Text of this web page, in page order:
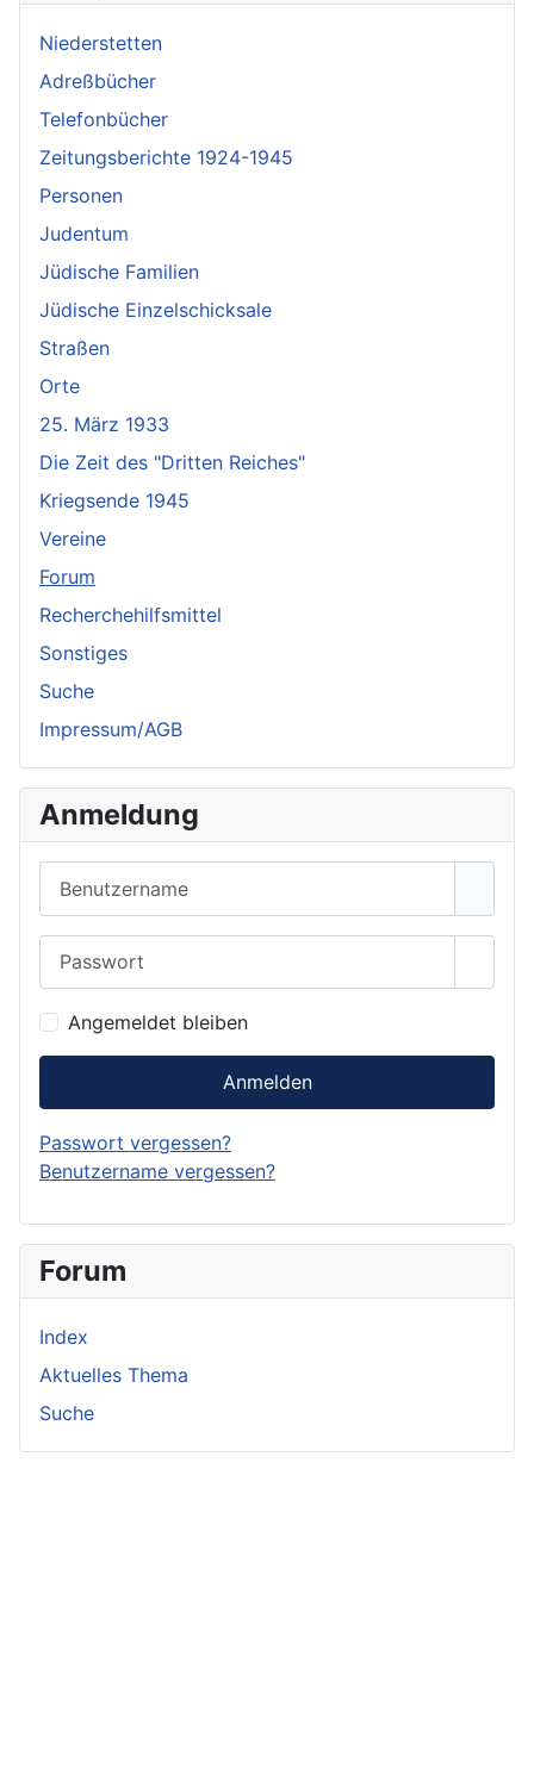
Niederstetten
Adreßbücher
Telefonbücher
Zeitungsberichte 1924-1945
Personen
Judentum
Jüdische Familien
Jüdische Einzelschicksale
Straßen
Orte
25. März 1933
Die Zeit des "Dritten Reiches"
Kriegsende 1945
Vereine
Forum
Recherchehilfsmittel
Sonstiges
Suche
Impressum/AGB
Anmeldung
Angemeldet bleiben
Anmelden
Passwort vergessen?
Benutzername vergessen?
Forum
Index
Aktuelles Thema
Suche